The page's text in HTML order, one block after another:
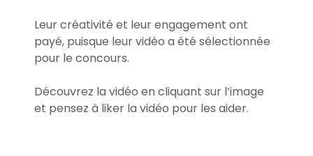
Leur créativité et leur engagement ont
payé, puisque leur vidéo a été sélectionnée
pour le concours.
Découvrez la vidéo en cliquant sur l’image
et pensez à liker la vidéo pour les aider.